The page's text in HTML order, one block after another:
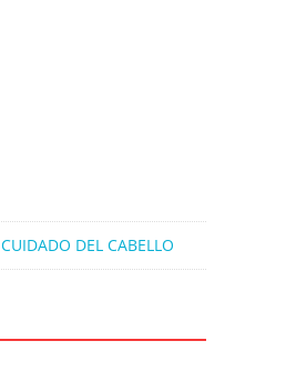
CUIDADO DEL CABELLO